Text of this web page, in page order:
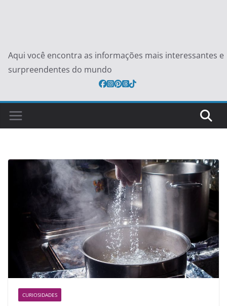
Aqui você encontra as informações mais interessantes e
surpreendentes do mundo
CURIOSIDADES